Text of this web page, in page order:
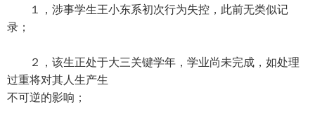
１，涉事学生王小东系初次行为失控，此前无类似记
录；
２，该生正处于大三关键学年，学业尚未完成，如处理
过重将对其人生产生
不可逆的影响；